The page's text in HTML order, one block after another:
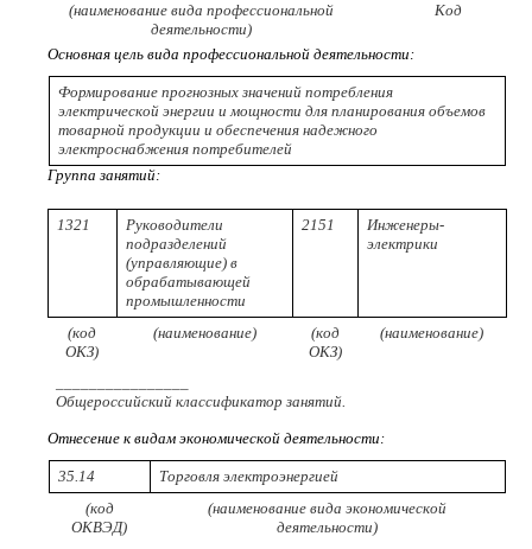
(наименование вида профессиональной
деятельности)
Код
Основная цель вида профессиональной деятельности:
Формирование прогнозных значений потребления
электрической энергии и мощности для планирования объемов
товарной продукции и обеспечения надежного
электроснабжения потребителей
Группа занятий:
1321
Руководители
подразделений
(управляющие) в
обрабатывающей
промышленности
2151
Инженеры-
электрики
(код
ОКЗ)
(наименование)
(код
ОКЗ)
(наименование)
Общероссийский классификатор занятий.
Отнесение к видам экономической деятельности:
35.14
Торговля электроэнергией
(код
ОКВЭД)
(наименование вида экономической
деятельности)